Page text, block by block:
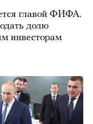
главой ФИФА.
долю
инвесторам